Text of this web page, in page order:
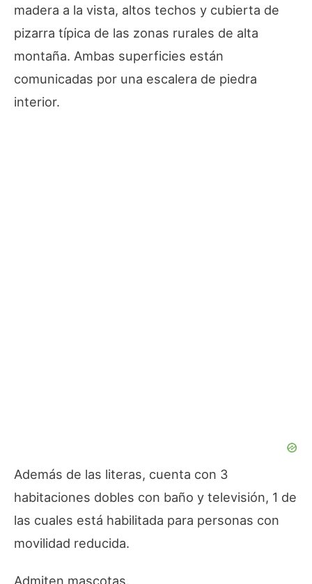
madera a la vista, altos techos y cubierta de
pizarra típica de las zonas rurales de alta
montaña. Ambas superficies están
comunicadas por una escalera de piedra
interior.
Además de las literas, cuenta con 3
habitaciones dobles con baño y televisión, 1 de
las cuales está habilitada para personas con
movilidad reducida.
Admiten mascotas.